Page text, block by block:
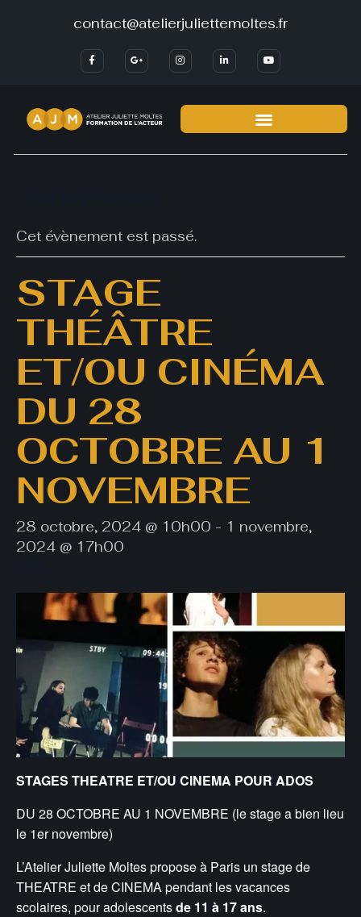
+33 6 29 20 59 58
Cet évènement est passé.
STAGE
THÉÂTRE
ET/OU CINÉMA
DU 28
OCTOBRE AU 1
NOVEMBRE
28 octobre, 2024 @ 10h00 - 1 novembre,
2024 @ 17h00
STAGES THEATRE ET/OU CINEMA POUR ADOS
DU 28 OCTOBRE AU 1 NOVEMBRE (le stage a bien lieu
le 1er novembre)
L’Atelier Juliette Moltes propose à Paris un stage de
THEATRE et de CINEMA pendant les vacances
scolaires, pour adolescentsde 11 à 17 ans.